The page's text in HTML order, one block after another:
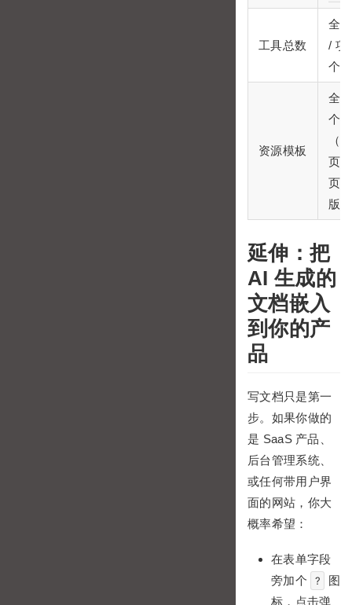
工具总数
全
/ 项
个
资源模板
全
个
（
页
页
版
延伸：把
AI 生成的
文档嵌入
到你的产
品
写文档只是第一
步。如果你做的
是 SaaS 产品、
后台管理系统、
或任何带用户界
面的网站，你大
概率希望：
在表单字段
旁加个
?
图
标，点击弹